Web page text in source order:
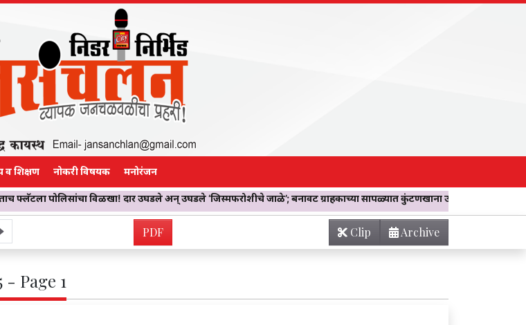
व शिक्षण नोकरी विषयक मनोरंजन
विळखा! दार उघडले अन् उघडले ‘जिस्मफरोशीचे जाळे’; बनावट ग्राहकाच्या सापळ्यात कुंटणखाना उद्ध्वस्त -दोन महिलांची सुटका, दलाल
PDF Archive
Clip
- Page 1